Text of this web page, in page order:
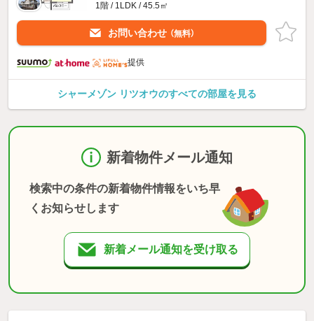
1階 / 1LDK / 45.5㎡
お問い合わせ （無料）
提供
シャーメゾン リツオウのすべての部屋を見る
新着物件メール通知
検索中の条件の新着物件情報をいち早
くお知らせします
新着メール通知を受け取る